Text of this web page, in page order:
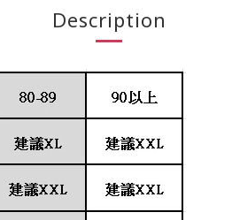
Description